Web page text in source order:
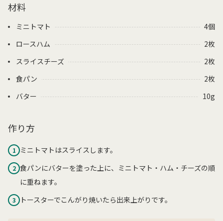
材料
ミニトマト
4個
ロースハム
2枚
スライスチーズ
2枚
食パン
2枚
バター
10g
作り方
1 ミニトマトはスライスします。
2 食パンにバターを塗った上に、ミニトマト・ハム・チーズの順
に重ねます。
3 トースターでこんがり焼いたら出来上がりです。